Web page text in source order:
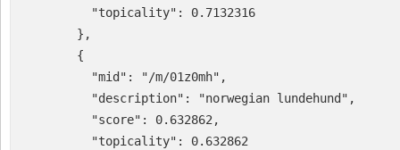
          "topicality": 0.7132316
        },
        {
          "mid": "/m/01z0mh",
          "description": "norwegian lundehund",
          "score": 0.632862,
          "topicality": 0.632862